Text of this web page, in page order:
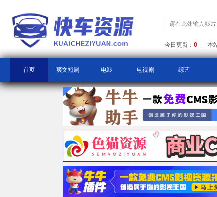
今日更新： 0 本
首页 爽文短剧 电影 电视剧 综艺